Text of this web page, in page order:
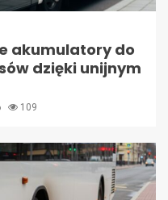
akumulatory do
dzięki unijnym
109